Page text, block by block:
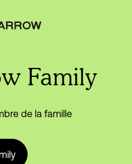
Family
de la famille